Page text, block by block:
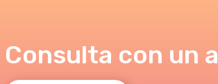
Consulta con un